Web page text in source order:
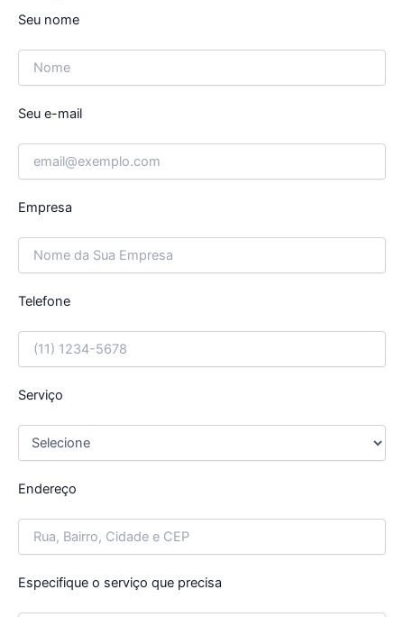
Seu nome
Seu e-mail
Empresa
Telefone
Serviço
Endereço
Especifique o serviço que precisa